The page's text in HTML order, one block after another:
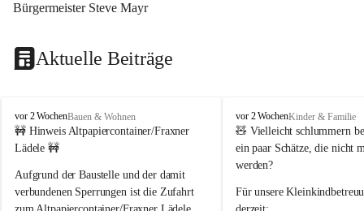
Bürgermeister Steve Mayr
Aktuelle Beiträge
F
r
a
e
r
n
vor 2 WochenBauen & Wohnen
🚧 Hinweis Altpapiercontainer/Fraxner
Lädele 🚧
Aufgrund der Baustelle und der damit
verbundenen Sperrungen ist die Zufahrt
F
r
a
x
r
n
vor 2 WochenKinder & Familie
🧸 Vielleicht schlummern
ein paar Schätze, die nicht
werden?
Für unsere